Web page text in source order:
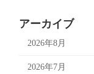
アーカイブ
2026年8月
2026年7月